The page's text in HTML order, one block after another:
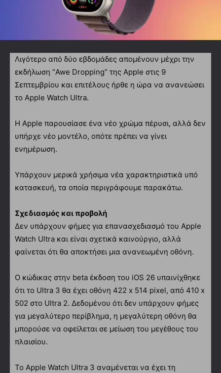
Λιγότερο από δύο εβδομάδες απομένουν μέχρι την
εκδήλωση “Awe Dropping” της Apple στις 9
Σεπτεμβρίου και επιτέλους ήρθε η ώρα να ανανεώσει
το Apple Watch Ultra.
Η Apple παρουσίασε ένα νέο χρώμα πέρυσι, αλλά δεν
υπήρχε νέο μοντέλο, οπότε πρέπει να γίνει
ενημέρωση.
Υπάρχουν μερικά χρήσιμα νέα χαρακτηριστικά υπό
κατασκευή, τα οποία περιγράφουμε παρακάτω.
Σχεδιασμός και προβολή
Δεν υπάρχουν φήμες για επανασχεδιασμό του Apple
Watch Ultra και είναι σχετικά καινούργιο, αλλά
φαίνεται ότι θα αποκτήσει μια ανανεωμένη οθόνη.
Ο κώδικας στην beta έκδοση του iOS 26 υπαινίχθηκε
ότι το Ultra 3 θα έχει οθόνη 422 x 514 pixel, από 410 x
502 στο Ultra 2. Δεδομένου ότι δεν υπάρχουν φήμες
για μεγαλύτερο περίβλημα, η μεγαλύτερη οθόνη θα
μπορούσε να οφείλεται σε μείωση του μεγέθους του
πλαισίου.
Το Apple Watch Ultra 3 αναμένεται να έχει τη